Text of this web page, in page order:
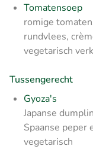
Tomatensoep
romige
rundvlees,
vegetarisch
Tussengerecht
Gyoza's
Japanse
Spaanse peper
vegetarisch